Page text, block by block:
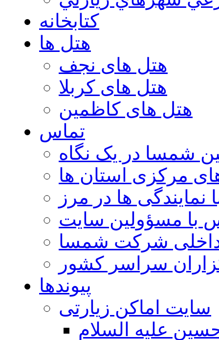
کتابخانه
هتل ها
هتل های نجف
هتل های کربلا
هتل های کاظمین
تماس
شمسا در یک نگاه
مرکزی استان ها
نمایندگی ها در مرز
با مسؤولین سایت
شرکت شمسا
سراسر کشور
پیوندها
سایت اماکن زیارتی
عليه السلام